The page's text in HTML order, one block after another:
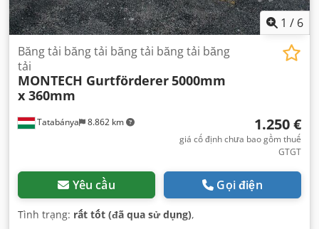
1 / 6
Tatabánya 8.862 km
Băng tải băng tải băng tải băng tải băng
tải
MONTECH Gurtförderer5000mm
x 360mm
1.250 €
giá cố định chưa bao gồm thuế
GTGT
Yêu cầu Gọi điện
Tình trạng: rất tốt (đã qua sử dụng),